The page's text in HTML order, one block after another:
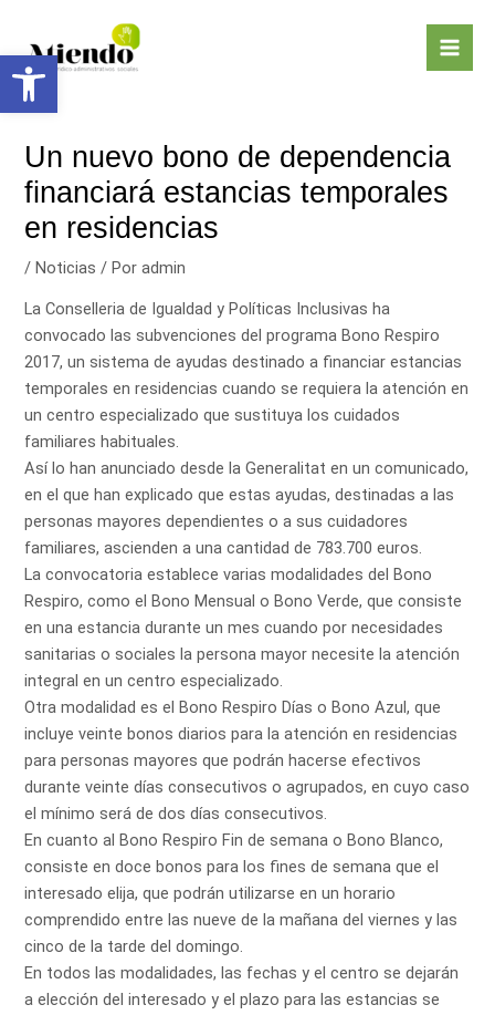
Abrir barra de herramientas
contenido
Un nuevo bono de dependencia
financiará estancias temporales
en residencias
/Noticias / Poradmin
La Conselleria de Igualdad y Políticas Inclusivas ha
convocado las subvenciones del programa Bono Respiro
2017, un sistema de ayudas destinado a financiar estancias
temporales en residencias cuando se requiera la atención en
un centro especializado que sustituya los cuidados
familiares habituales.
Así lo han anunciado desde la Generalitat en un comunicado,
en el que han explicado que estas ayudas, destinadas a las
personas mayores dependientes o a sus cuidadores
familiares, ascienden a una cantidad de 783.700 euros.
La convocatoria establece varias modalidades del Bono
Respiro, como el Bono Mensual o Bono Verde, que consiste
en una estancia durante un mes cuando por necesidades
sanitarias o sociales la persona mayor necesite la atención
integral en un centro especializado.
Otra modalidad es el Bono Respiro Días o Bono Azul, que
incluye veinte bonos diarios para la atención en residencias
para personas mayores que podrán hacerse efectivos
durante veinte días consecutivos o agrupados, en cuyo caso
el mínimo será de dos días consecutivos.
En cuanto al Bono Respiro Fin de semana o Bono Blanco,
consiste en doce bonos para los fines de semana que el
interesado elija, que podrán utilizarse en un horario
comprendido entre las nueve de la mañana del viernes y las
cinco de la tarde del domingo.
En todos las modalidades, las fechas y el centro se dejarán
a elección del interesado y el plazo para las estancias se
entradas